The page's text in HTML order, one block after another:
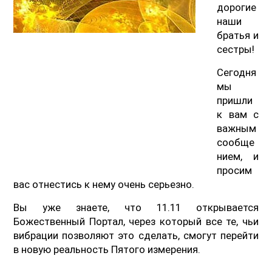
дорогие
наши
братья и
сестры!
Сегодня
мы
пришли
к вам с
важным
сообще
нием, и
просим
вас отнестись к нему очень серьезно.
Вы уже знаете, что 11.11 открывается
Божественный Портал, через который все те, чьи
вибрации позволяют это сделать, смогут перейти
в новую реальность Пятого измерения.